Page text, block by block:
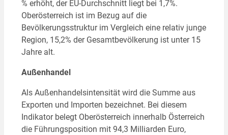
% erhöht, der EU-Durchschnitt liegt bei 1,7%.
Oberösterreich ist im Bezug auf die
Bevölkerungsstruktur im Vergleich eine relativ junge
Region, 15,2% der Gesamtbevölkerung ist unter 15
Jahre alt.
Außenhandel
Als Außenhandelsintensität wird die Summe aus
Exporten und Importen bezeichnet. Bei diesem
Indikator belegt Oberösterreich innerhalb Österreich
die Führungsposition mit 94,3 Milliarden Euro,